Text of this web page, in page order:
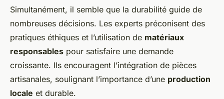
Simultanément, il semble que la durabilité guide de
nombreuses décisions. Les experts préconisent des
pratiques éthiques et l’utilisation de matériaux
responsables pour satisfaire une demande
croissante. Ils encouragent l’intégration de pièces
artisanales, soulignant l’importance d’une production
locale et durable.